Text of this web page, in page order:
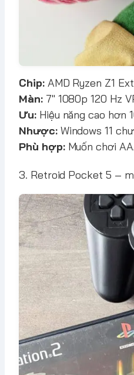
Chip:AMD Ryzen Z1
Màn:7" 1080p 120 Hz
Ưu:Hiệu năng cao hơn
Nhược:Windows 11
Phù hợp:Muốn chơi
3. Retroid Pocket 5 –